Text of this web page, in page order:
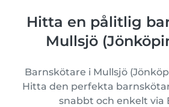
Hitta en pålitlig
Mullsjö
Barnskötare i Mullsjö
Hitta den perfekta
snabbt och enkelt via